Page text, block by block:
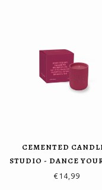
CEMENTED
STUDIO - DANCE
€14,99